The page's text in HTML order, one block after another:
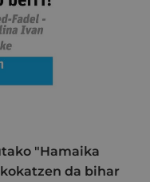
"Hamaika
da bihar